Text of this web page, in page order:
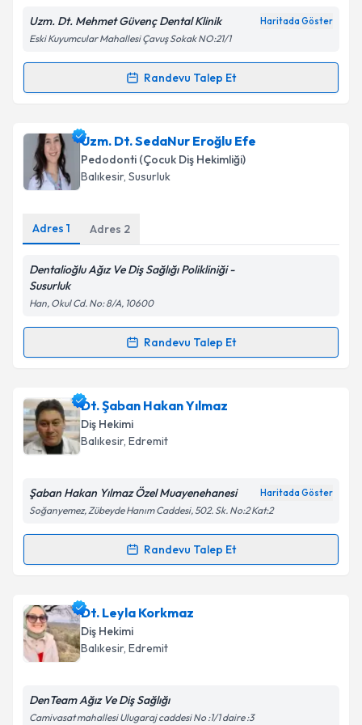
Kişisel verilerimin işlenmesine ilişkin
Metni'ni okudum ve kişisel verilerimin belirtilen
Takvim Talebini Gönder
Uzm. Dt. Mehmet Güvenç Dental Klinik Haritada Göster
Eski Kuyumcular Mahallesi Çavuş Sokak NO:21/1
Randevu Talep Et
Randevu Takvimi Talebi
Uzm. Dt. Mehmet Güvençiçin randevu takvimi
talebi oluşturun. Size bu uzmandan randevu almanız
için bir takvim hazırlandığında e-posta ile
bilgilendireceğiz.
Kişisel verilerimin işlenmesine ilişkin
kapsamda işlenmesini kabul ediyorum.
Uzm. Dt. SedaNur Eroğlu Efe
Pedodonti (Çocuk Diş Hekimliği)
Balıkesir, Susurluk
Adres 1 Adres 2
Dentalioğlu Ağız Ve Diş Sağlığı Polikliniği -
Susurluk
Han, Okul Cd. No: 8/A, 10600
Randevu Talep Et
Randevu Takvimi Talebi
Uzm. Dt. SedaNur Eroğlu Efeiçin randevu takvimi
talebi oluşturun. Size bu uzmandan randevu almanız
için bir takvim hazırlandığında e-posta ile
bilgilendireceğiz.
E-posta Adresiniz
Kişisel verilerimin işlenmesine ilişkinAydınlatma
kapsamda işlenmesini kabul ediyorum.
Takvim Talebini Gönder
Dt. Şaban Hakan Yılmaz
Diş Hekimi
Balıkesir, Edremit
Şaban Hakan Yılmaz Özel Muayenehanesi Haritada Göster
Soğanyemez, Zübeyde Hanım Caddesi, 502. Sk. No:2 Kat:2
Randevu Talep Et
Randevu Takvimi Talebi
Dt. Şaban Hakan Yılmaziçin randevu takvimi talebi
oluşturun. Size bu uzmandan randevu almanız için bir
takvim hazırlandığında e-posta ile bilgilendireceğiz.
Dt. Leyla Korkmaz
Diş Hekimi
Balıkesir, Edremit
DenTeam Ağız Ve Diş Sağlığı
Camivasat mahallesi Ulugaraj caddesi No :1/1 daire :3